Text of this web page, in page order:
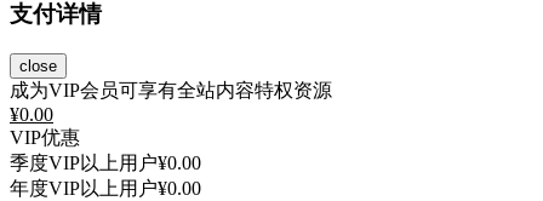
支付详情
close
成为VIP会员可享有全站内容特权资源
¥0.00
VIP优惠
季度VIP以上用户¥0.00
年度VIP以上用户¥0.00